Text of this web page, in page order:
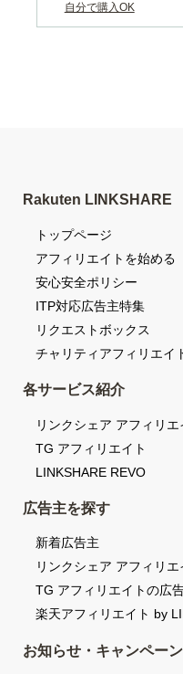
自分で購入OK
Rakuten LINKSHARE
トップページ
アフィリエイトを始める
安心安全ポリシー
ITP対応広告主特集
リクエストボックス
チャリティアフィリエイ
各サービス紹介
リンクシェア アフィリエ
TG アフィリエイト
LINKSHARE REVO
広告主を探す
新着広告主
リンクシェア アフィリ
TG アフィリエイトの広
楽天アフィリエイト by
お知らせ・キャンペーン